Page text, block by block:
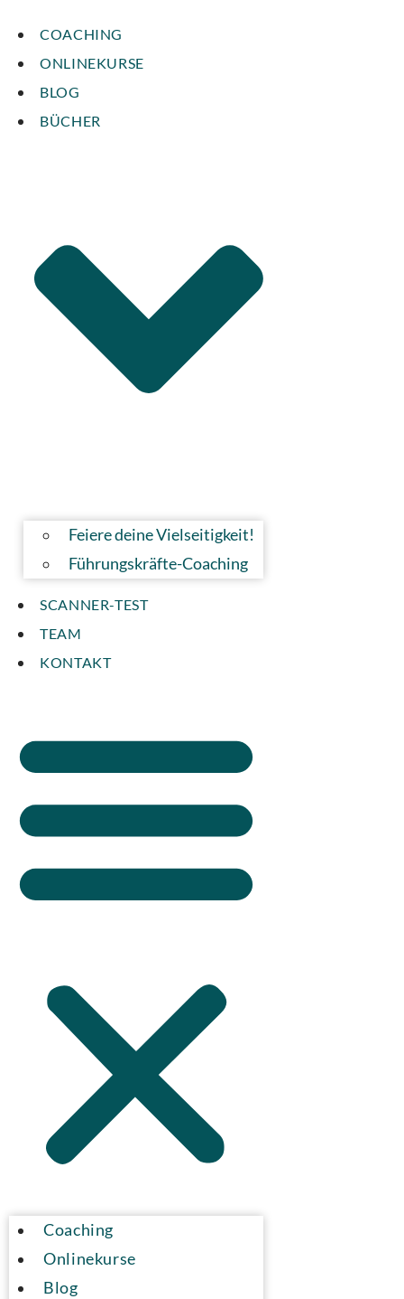
COACHING
ONLINEKURSE
BLOG
BÜCHER
Feiere deine Vielseitigkeit!
Führungskräfte-Coaching
SCANNER-TEST
TEAM
KONTAKT
Coaching
Onlinekurse
Blog